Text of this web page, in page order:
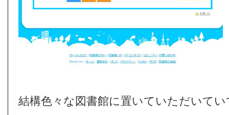
結構色々な図書館に置いていただいてい